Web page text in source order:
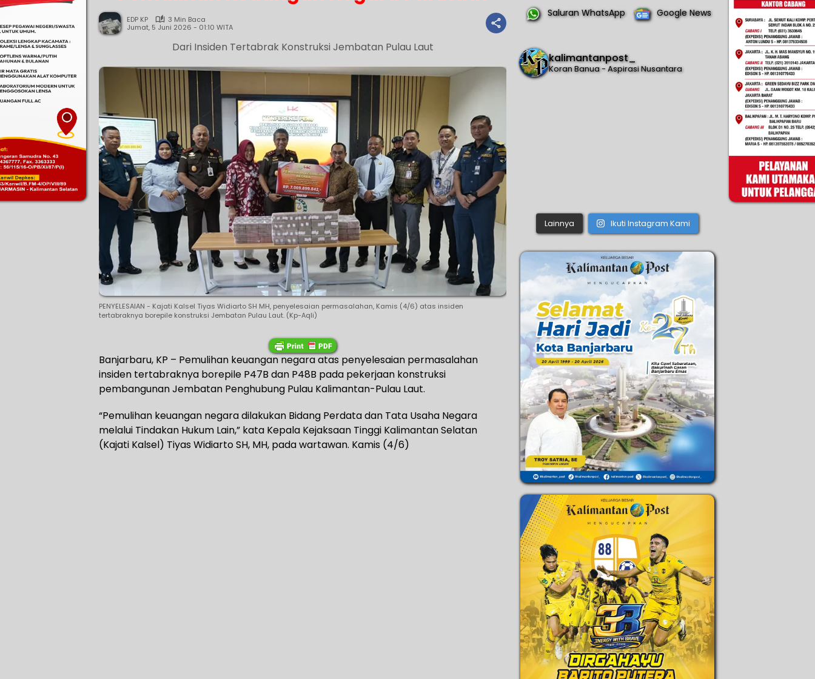
EDP KP
3 Min Baca
Jumat, 5 Juni 2026 - 01:10 WITA
Dari Insiden Tertabrak Konstruksi Jembatan Pulau Laut
PENYELESAIAN - Kajati Kalsel Tiyas Widiarto SH MH, penyelesaian permasalahan, Kamis (4/6) atas insiden
tertabraknya borepile konstruksi Jembatan Pulau Laut. (Kp-Aqli)
Banjarbaru, KP – Pemulihan keuangan negara atas penyelesaian permasalahan
insiden tertabraknya borepile P47B dan P48B pada pekerjaan konstruksi
pembangunan Jembatan Penghubung Pulau Kalimantan-Pulau Laut.
“Pemulihan keuangan negara dilakukan Bidang Perdata dan Tata Usaha Negara
melalui Tindakan Hukum Lain,” kata Kepala Kejaksaan Tinggi Kalimantan Selatan
(Kajati Kalsel) Tiyas Widiarto SH, MH, pada wartawan. Kamis (4/6)
Saluran WhatsApp Google News
kalimantanpost_
Koran Banua - Aspirasi Nusantara
Lainnya Ikuti Instagram Kami